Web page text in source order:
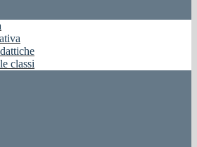
classi